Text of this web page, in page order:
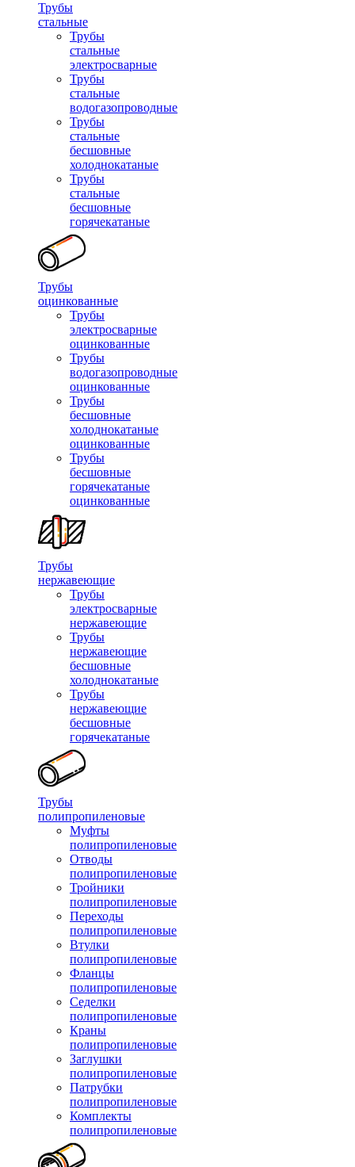
Трубы
стальные
Трубы
стальные
электросварные
Трубы
стальные
водогазопроводные
Трубы
стальные
бесшовные
холоднокатаные
Трубы
стальные
бесшовные
горячекатаные
Трубы
оцинкованные
Трубы
электросварные
оцинкованные
Трубы
водогазопроводные
оцинкованные
Трубы
бесшовные
холоднокатаные
оцинкованные
Трубы
бесшовные
горячекатаные
оцинкованные
Трубы
нержавеющие
Трубы
электросварные
нержавеющие
Трубы
нержавеющие
бесшовные
холоднокатаные
Трубы
нержавеющие
бесшовные
горячекатаные
Трубы
полипропиленовые
Муфты
полипропиленовые
Отводы
полипропиленовые
Тройники
полипропиленовые
Переходы
полипропиленовые
Втулки
полипропиленовые
Фланцы
полипропиленовые
Седелки
полипропиленовые
Краны
полипропиленовые
Заглушки
полипропиленовые
Патрубки
полипропиленовые
Комплекты
полипропиленовые